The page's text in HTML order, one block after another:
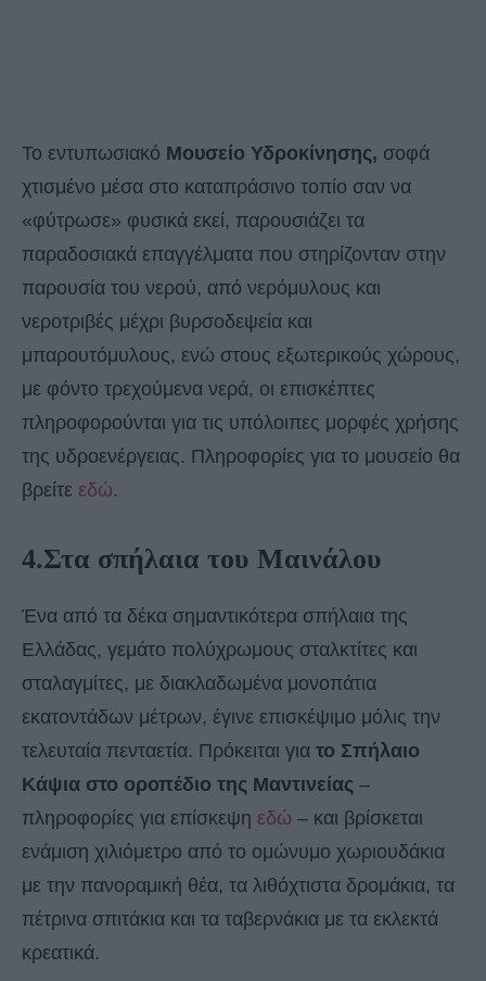
Το εντυπωσιακό Μουσείο Υδροκίνησης, σοφά
χτισμένο μέσα στο καταπράσινο τοπίο σαν να
«φύτρωσε» φυσικά εκεί, παρουσιάζει τα
παραδοσιακά επαγγέλματα που στηρίζονταν στην
παρουσία του νερού, από νερόμυλους και
νεροτριβές μέχρι βυρσοδεψεία και
μπαρουτόμυλους, ενώ στους εξωτερικούς χώρους,
με φόντο τρεχούμενα νερά, οι επισκέπτες
πληροφορούνται για τις υπόλοιπες μορφές χρήσης
της υδροενέργειας. Πληροφορίες για το μουσείο θα
βρείτε εδώ.
4.Στα σπήλαια του Μαινάλου
Ένα από τα δέκα σημαντικότερα σπήλαια της
Ελλάδας, γεμάτο πολύχρωμους σταλκτίτες και
σταλαγμίτες, με διακλαδωμένα μονοπάτια
εκατοντάδων μέτρων, έγινε επισκέψιμο μόλις την
τελευταία πενταετία. Πρόκειται για το Σπήλαιο
Κάψια στο οροπέδιο της Μαντινείας –
πληροφορίες για επίσκεψη εδώ – και βρίσκεται
ενάμιση χιλιόμετρο από το ομώνυμο χωριουδάκια
με την πανοραμική θέα, τα λιθόχτιστα δρομάκια, τα
πέτρινα σπιτάκια και τα ταβερνάκια με τα εκλεκτά
κρεατικά.